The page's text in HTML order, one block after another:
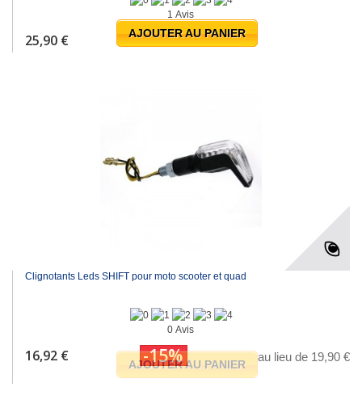
1 Avis
25,90 € AJOUTER AU PANIER
Clignotants Leds SHIFT pour moto scooter et quad
0 Avis
16,92 € au lieu de 19,90 €
-15%
AJOUTER AU PANIER